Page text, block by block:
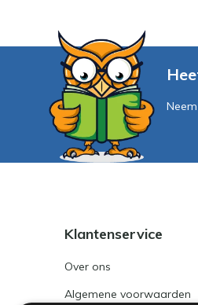
Klantenservice
Over ons
Algemene voorwaarden